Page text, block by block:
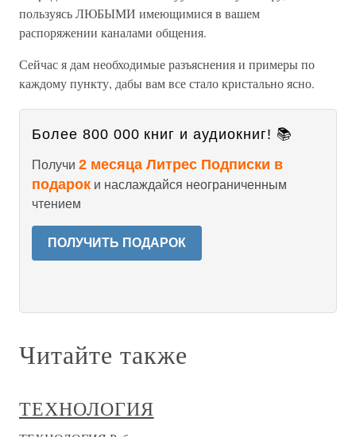
пользуясь ЛЮБЫМИ имеющимися в вашем
распоряжении каналами общения.
Сейчас я дам необходимые разъяснения и примеры по
каждому пункту, дабы вам все стало кристально ясно.
Более 800 000 книг и аудиокниг! 📚
Получи 2 месяца Литрес Подписки в
подарок и наслаждайся неограниченным
чтением
ПОЛУЧИТЬ ПОДАРОК
Читайте также
ТЕХНОЛОГИЯ